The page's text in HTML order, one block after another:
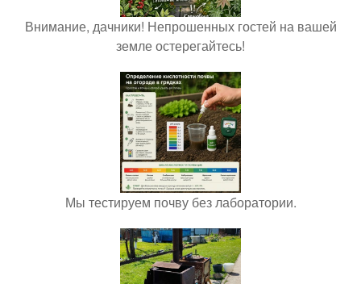
Внимание, дачники! Непрошенных гостей на вашей
земле остерегайтесь!
Мы тестируем почву без лаборатории.